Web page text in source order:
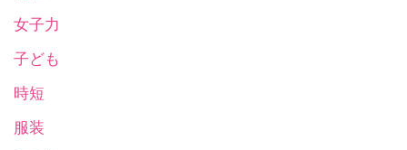
女子力
子ども
時短
服装